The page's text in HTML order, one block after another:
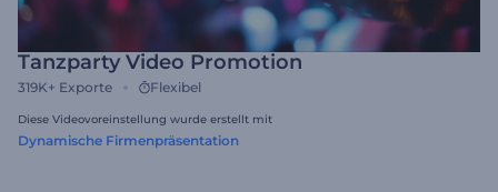
Tanzparty Video Promotion
319K+ Exporte Flexibel
Diese Videovoreinstellung wurde erstellt mit
Dynamische Firmenpräsentation